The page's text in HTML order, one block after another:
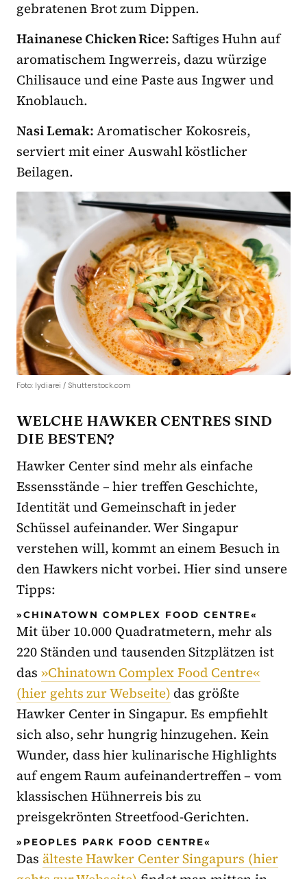
gebratenen Brot zum Dippen.
Hainanese Chicken Rice:Saftiges Huhn auf
aromatischem Ingwerreis, dazu würzige
Chilisauce und eine Paste aus Ingwer und
Knoblauch.
Nasi Lemak:Aromatischer Kokosreis,
serviert mit einer Auswahl köstlicher
Beilagen.
Foto: lydiarei / Shutterstock.com
WELCHE HAWKER CENTRES SIND
DIE BESTEN?
Hawker Center sind mehr als einfache
Essensstände – hier treffen Geschichte,
Identität und Gemeinschaft in jeder
Schüssel aufeinander. Wer Singapur
verstehen will, kommt an einem Besuch in
den Hawkers nicht vorbei. Hier sind unsere
Tipps:
»CHINATOWN COMPLEX FOOD CENTRE«
Mit über 10.000 Quadratmetern, mehr als
220 Ständen und tausenden Sitzplätzen ist
das »Chinatown Complex Food Centre«
(hier gehts zur Webseite) das größte
Hawker Center in Singapur. Es empfiehlt
sich also, sehr hungrig hinzugehen. Kein
Wunder, dass hier kulinarische Highlights
auf engem Raum aufeinandertreffen – vom
klassischen Hühnerreis bis zu
preisgekrönten Streetfood-Gerichten.
»PEOPLES PARK FOOD CENTRE«
Das älteste Hawker Center Singapurs (hier